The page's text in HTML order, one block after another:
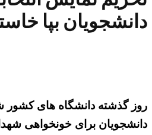
دانشجویان بپا
روز گذشته دانشگاه های کشور
دانشجویان برای خونخواهی